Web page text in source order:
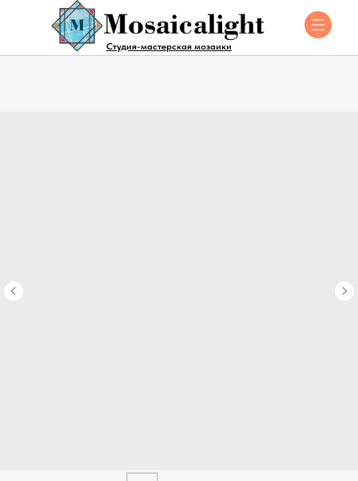
Студия-мастерская мозаики